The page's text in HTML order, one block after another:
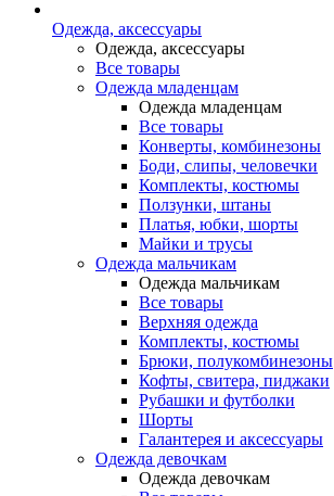
Одежда, аксессуары
Одежда, аксессуары
Все товары
Одежда младенцам
Одежда младенцам
Все товары
Конверты, комбинезоны
Боди, слипы, человечки
Комплекты, костюмы
Ползунки, штаны
Платья, юбки, шорты
Майки и трусы
Одежда мальчикам
Одежда мальчикам
Все товары
Верхняя одежда
Комплекты, костюмы
Брюки, полукомбинезоны
Кофты, свитера, пиджаки
Рубашки и футболки
Шорты
Галантерея и аксессуары
Одежда девочкам
Одежда девочкам